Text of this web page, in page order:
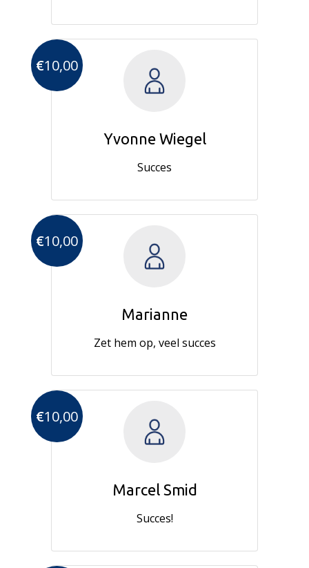
€10,00
Yvonne Wiegel
Succes
€10,00
Marianne
Zet hem op, veel succes
€10,00
Marcel Smid
Succes!